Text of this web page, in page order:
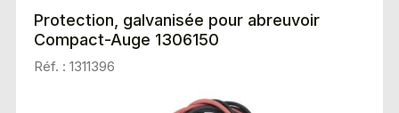
Protection, galvanisée pour abreuvoir
Compact-Auge 1306150
Réf. : 1311396